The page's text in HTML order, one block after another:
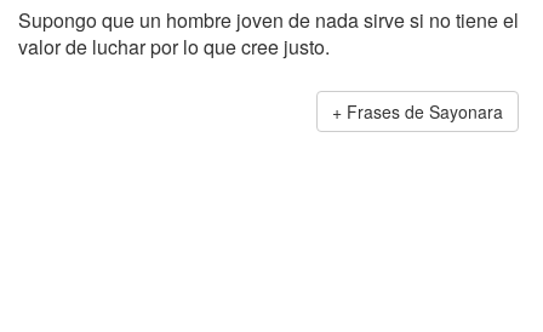
Supongo que un hombre joven de nada sirve si no tiene el
valor de luchar por lo que cree justo.
Frases de Sayonara